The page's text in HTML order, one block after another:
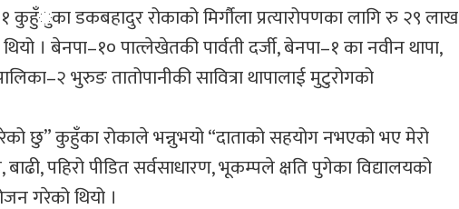
कुहुँुका डकबहादुर रोकाको मिर्गौला प्रत्यारोपणका लागि रु २९ लाख
। बेनपा–१० पात्लेखेतकी पार्वती दर्जी, बेनपा–१ का नवीन थापा,
भुरुङ तातोपानीकी सावित्रा थापालाई मुटुरोगको
छु” कुहुँका रोकाले भन्नुभयो “दाताको सहयोग नभएको भए मेरो
पहिरो पीडित सर्वसाधारण, भूकम्पले क्षति पुगेका विद्यालयको
गरेको थियो ।